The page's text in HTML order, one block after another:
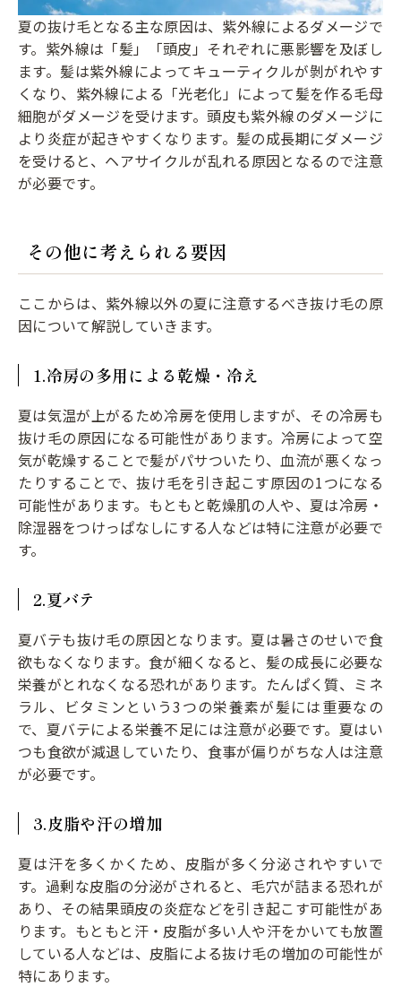
夏の抜け毛となる主な原因は、紫外線によるダメージで
す。紫外線は「髪」「頭皮」それぞれに悪影響を及ぼし
ます。髪は紫外線によってキューティクルが剝がれやす
くなり、紫外線による「光老化」によって髪を作る毛母
細胞がダメージを受けます。頭皮も紫外線のダメージに
より炎症が起きやすくなります。髪の成長期にダメージ
を受けると、ヘアサイクルが乱れる原因となるので注意
が必要です。
その他に考えられる要因
ここからは、紫外線以外の夏に注意するべき抜け毛の原
因について解説していきます。
1.冷房の多用による乾燥・冷え
夏は気温が上がるため冷房を使用しますが、その冷房も
抜け毛の原因になる可能性があります。冷房によって空
気が乾燥することで髪がパサついたり、血流が悪くなっ
たりすることで、抜け毛を引き起こす原因の1つになる
可能性があります。もともと乾燥肌の人や、夏は冷房・
除湿器をつけっぱなしにする人などは特に注意が必要で
す。
2.夏バテ
夏バテも抜け毛の原因となります。夏は暑さのせいで食
欲もなくなります。食が細くなると、髪の成長に必要な
栄養がとれなくなる恐れがあります。たんぱく質、ミネ
ラル、ビタミンという3つの栄養素が髪には重要なの
で、夏バテによる栄養不足には注意が必要です。夏はい
つも食欲が減退していたり、食事が偏りがちな人は注意
が必要です。
3.皮脂や汗の増加
夏は汗を多くかくため、皮脂が多く分泌されやすいで
す。過剰な皮脂の分泌がされると、毛穴が詰まる恐れが
あり、その結果頭皮の炎症などを引き起こす可能性があ
ります。もともと汗・皮脂が多い人や汗をかいても放置
している人などは、皮脂による抜け毛の増加の可能性が
特にあります。